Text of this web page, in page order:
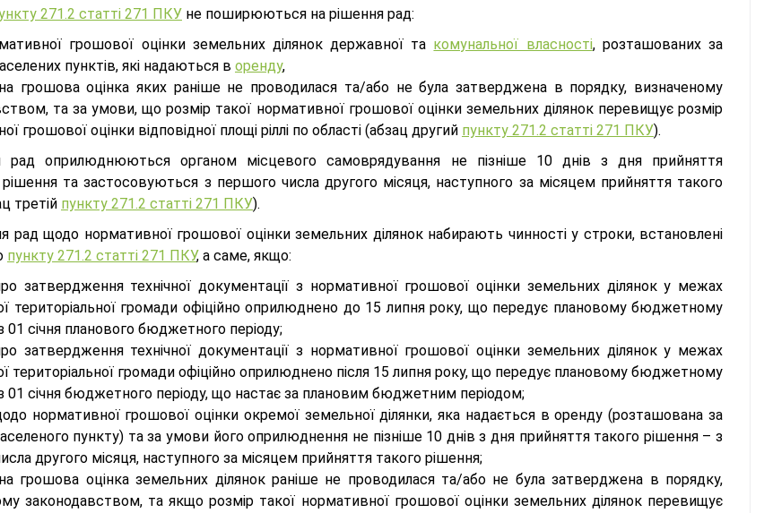
271.2 статті 271 ПКУ не поширюються на рішення рад:
грошової оцінки земельних ділянок державної та комунальної власності, розташованих за
пунктів, які надаються в оренду,
грошова оцінка яких раніше не проводилася та/або не була затверджена в порядку, визначеному
та за умови, що розмір такої нормативної грошової оцінки земельних ділянок перевищує розмір
грошової оцінки відповідної площі ріллі по області (абзац другий пункту 271.2 статті 271 ПКУ).
рад оприлюднюються органом місцевого самоврядування не пізніше 10 днів з дня прийняття
рішення та застосовуються з першого числа другого місяця, наступного за місяцем прийняття такого
третій пункту 271.2 статті 271 ПКУ).
рад щодо нормативної грошової оцінки земельних ділянок набирають чинності у строки, встановлені
пункту 271.2 статті 271 ПКУ, а саме, якщо:
затвердження технічної документації з нормативної грошової оцінки земельних ділянок у межах
територіальної громади офіційно оприлюднено до 15 липня року, що передує плановому бюджетному
01 січня планового бюджетного періоду;
затвердження технічної документації з нормативної грошової оцінки земельних ділянок у межах
територіальної громади офіційно оприлюднено після 15 липня року, що передує плановому бюджетному
01 січня бюджетного періоду, що настає за плановим бюджетним періодом;
нормативної грошової оцінки окремої земельної ділянки, яка надається в оренду (розташована за
пункту) та за умови його оприлюднення не пізніше 10 днів з дня прийняття такого рішення – з
другого місяця, наступного за місяцем прийняття такого рішення;
грошова оцінка земельних ділянок раніше не проводилася та/або не була затверджена в порядку,
законодавством, та якщо розмір такої нормативної грошової оцінки земельних ділянок перевищує